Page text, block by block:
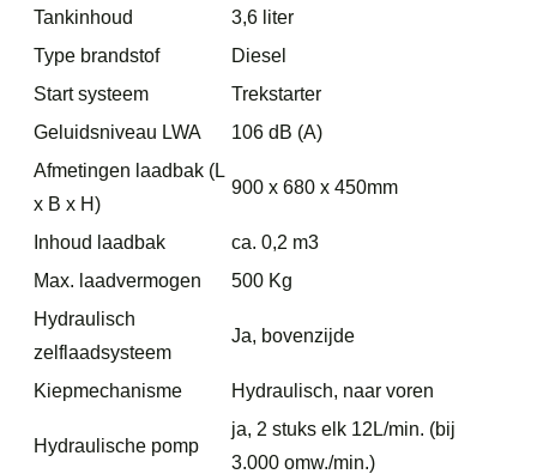
Tankinhoud
3,6 liter
Type brandstof
Diesel
Start systeem
Trekstarter
Geluidsniveau LWA
106 dB (A)
Afmetingen laadbak (L
x B x H)
900 x 680 x 450mm
Inhoud laadbak
ca. 0,2 m3
Max. laadvermogen
500 Kg
Hydraulisch
zelflaadsysteem
Ja, bovenzijde
Kiepmechanisme Hydraulisch, naar voren
Hydraulische pomp
ja, 2 stuks elk 12L/min. (bij
3.000 omw./min.)